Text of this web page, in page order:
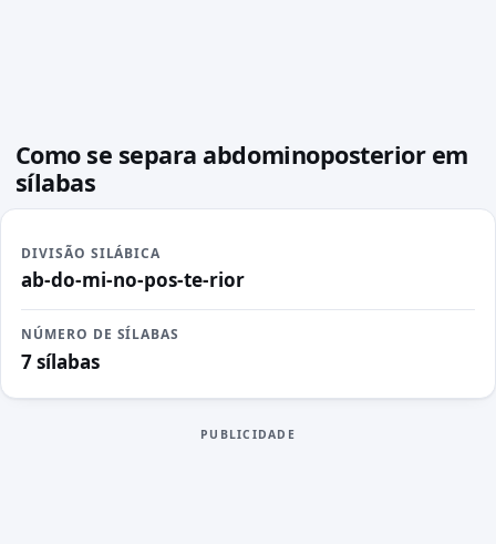
Como se separa abdominoposterior em
sílabas
DIVISÃO SILÁBICA
ab-do-mi-no-pos-te-rior
NÚMERO DE SÍLABAS
7 sílabas
PUBLICIDADE